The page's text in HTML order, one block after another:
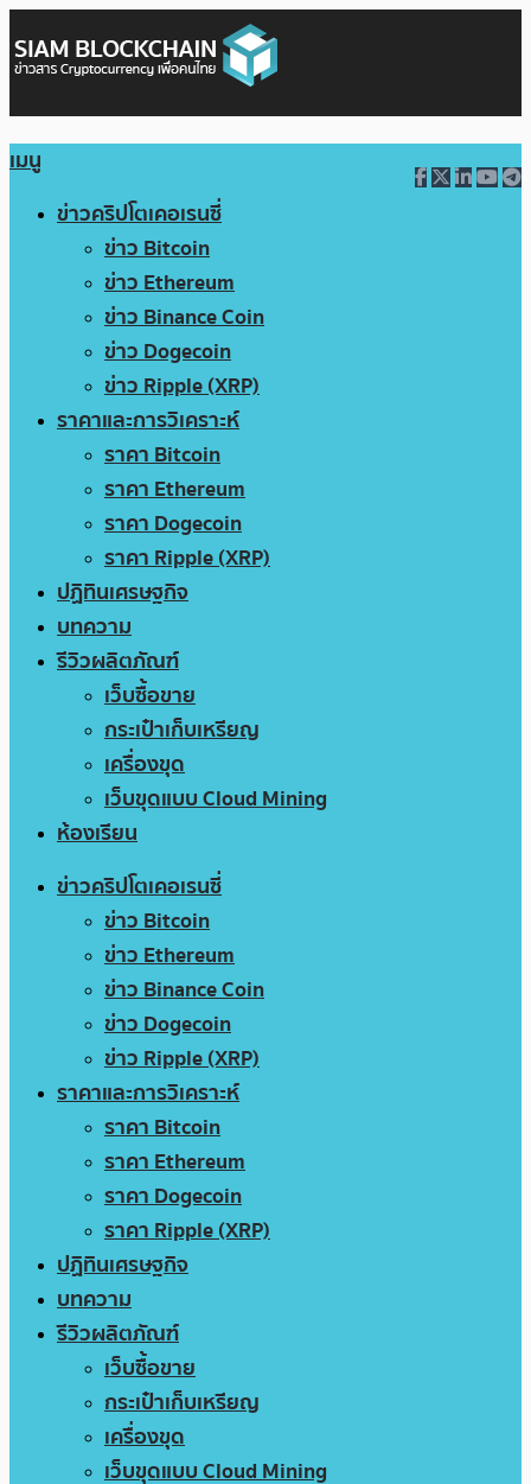
เมนู
ข่าวคริปโตเคอเรนซี่
ข่าว Bitcoin
ข่าว Ethereum
ข่าว Binance Coin
ข่าว Dogecoin
ข่าว Ripple (XRP)
ราคาและการวิเคราะห์
ราคา Bitcoin
ราคา Ethereum
ราคา Dogecoin
ราคา Ripple (XRP)
ปฏิทินเศรษฐกิจ
บทความ
รีวิวผลิตภัณฑ์
เว็บซื้อขาย
กระเป๋าเก็บเหรียญ
เครื่องขุด
เว็บขุดแบบ Cloud Mining
ห้องเรียน
ข่าวคริปโตเคอเรนซี่
ข่าว Bitcoin
ข่าว Ethereum
ข่าว Binance Coin
ข่าว Dogecoin
ข่าว Ripple (XRP)
ราคาและการวิเคราะห์
ราคา Bitcoin
ราคา Ethereum
ราคา Dogecoin
ราคา Ripple (XRP)
ปฏิทินเศรษฐกิจ
บทความ
รีวิวผลิตภัณฑ์
เว็บซื้อขาย
กระเป๋าเก็บเหรียญ
เครื่องขุด
เว็บขุดแบบ Cloud Mining